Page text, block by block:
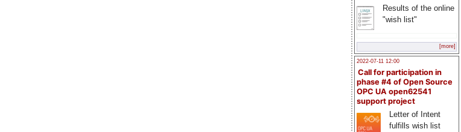
Results of the online
"wish list"
[more]
2022-07-11 12:00
Call for participation in
phase #4 of Open Source
OPC UA open62541
support project
Letter of Intent
fulfills wish list